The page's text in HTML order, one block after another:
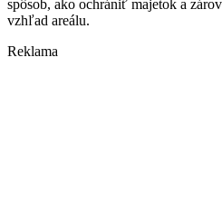
spôsob, ako ochrániť majetok a
vzhľad areálu.
Reklama